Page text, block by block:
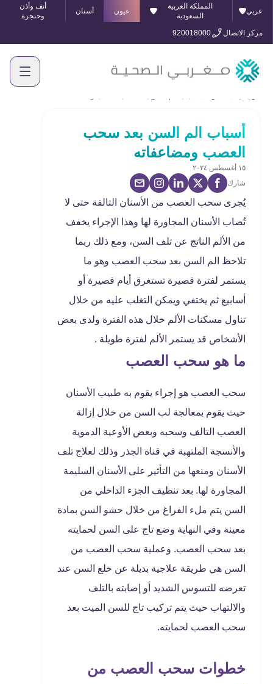
عربي
المملكة العربية
السعودية
عيون أسنان
أنف وأذن
وحنجرة
مركز الاتصال
920018000
أسباب الم السن بعد سحب
العصب ومضاعفاته
١٥ أغسطس ٢٠٢٤
شارك
يُجرى سحب العصب من الأسنان التالفة حتى لا
تُصاب الأسنان المجاورة لها وهذا الإجراء يخفف
من الألم الناتج عن تلف السن، ومع ذلك ربما
تلاحظ الم السن بعد سحب العصب وهو ما
يستمر لفترة قصيرة تستغرق أيام قصيرة أو
أسابيع ثم يختفي ويمكن التغلب عليه من خلال
تناول مسكنات الألم خلال هذه الفترة ولدى بعض
الأشخاص قد يستمر الألم لفترة طويلة .
ما هو سحب العصب
سحب العصب هو إجراء يقوم به طبيب الأسنان
حيث يقوم بمعالجة لب السن من خلال إزالة
العصب التالف وسحبه وبعض الأوعية الدموية
والأنسجة الملتهبة في قناة الجذر وذلك لعلاج تلف
الأسنان ومنعها من التأثير على الأسنان السليمة
المجاورة لها. بعد تنظيف الجزء الداخلي من
السن يتم ملء الفراغ من خلال حشو السن بمادة
معينة وفي النهاية وضع تاج على السن لحمايته
بعد سحب العصب. وعملية سحب العصب من
السن هي طريقة علاجية بديلة عن خلع السن عند
تعرضه للتسوس الشديد أو إصابته بالتلف
والالتهاب حيث يتم تركيب تاج للسن الميت بعد
سحب العصب لحمايته.
خطوات سحب العصب من